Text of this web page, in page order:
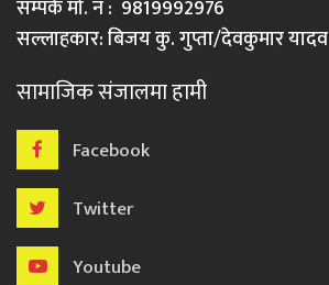
सम्पर्क मो. नं : 9819992976
सल्लाहकार: बिजय कु. गुप्ता/देवकुमार यादव
सामाजिक संजालमा हामी
Facebook
Twitter
Youtube